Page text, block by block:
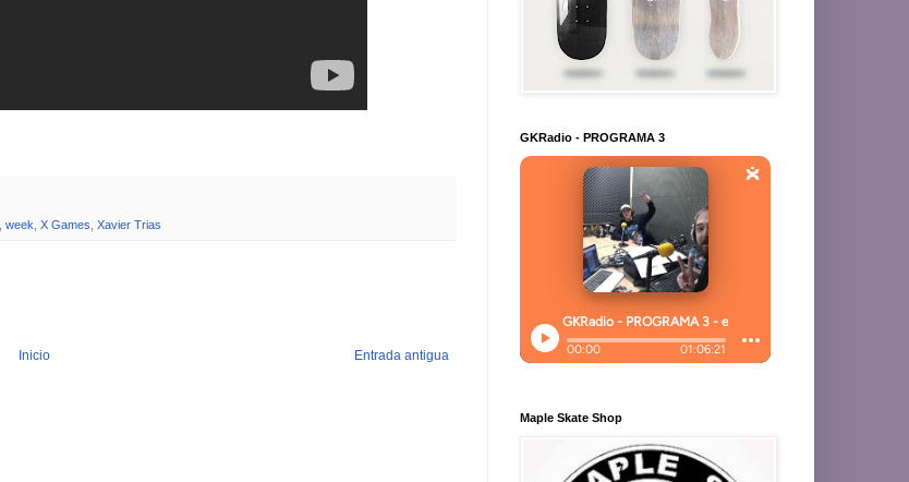
week X Games Xavier Trias
Entrada antigua
Inicio
GKRadio - PROGRAMA 3
Maple Skate Shop